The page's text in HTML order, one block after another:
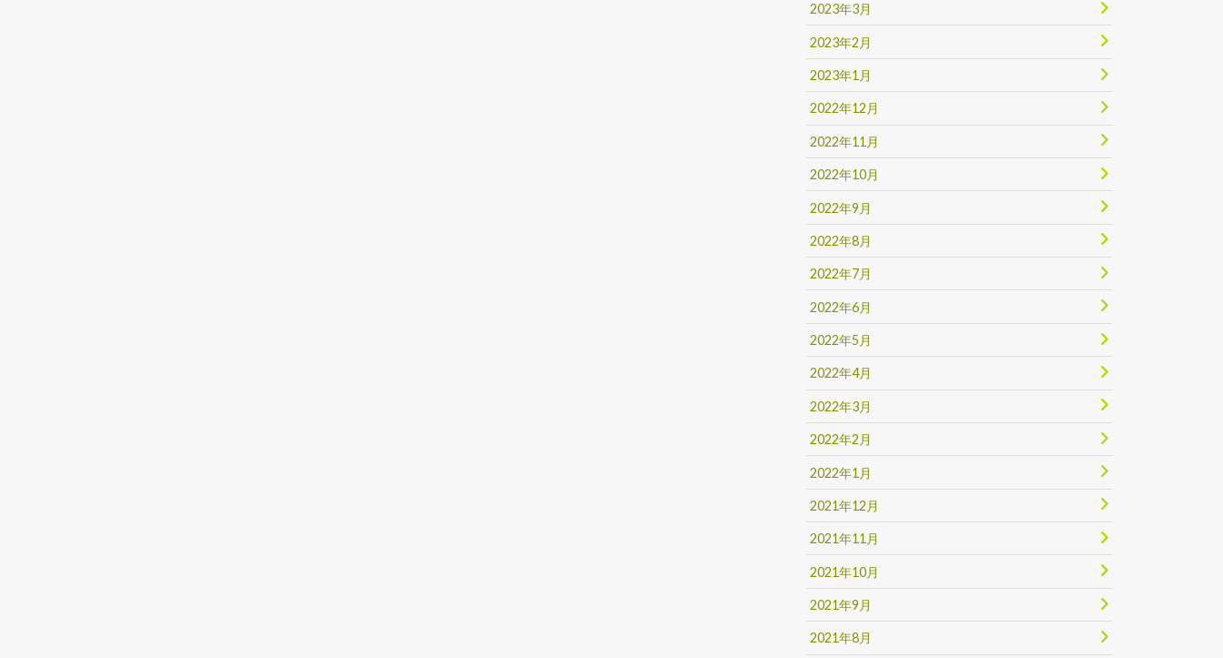
2023年3月
2023年2月
2023年1月
2022年12月
2022年11月
2022年10月
2022年9月
2022年8月
2022年7月
2022年6月
2022年5月
2022年4月
2022年3月
2022年2月
2022年1月
2021年12月
2021年11月
2021年10月
2021年9月
2021年8月